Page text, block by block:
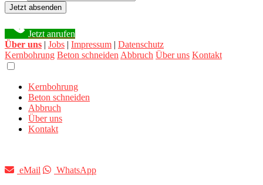
Jetzt absenden
Jetzt anrufen
Über uns | Jobs | Impressum | Datenschutz
Kernbohrung Beton schneiden Abbruch Über uns Kontakt
Kernbohrung
Beton schneiden
Abbruch
Über uns
Kontakt
eMail WhatsApp